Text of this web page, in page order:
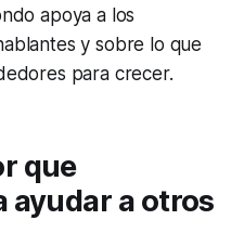
apoya a los
y sobre lo que
para crecer.
que
ayudar a otros